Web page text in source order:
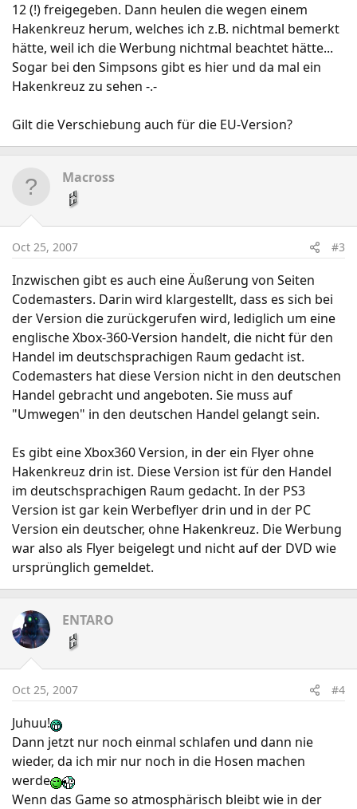
12 (!) freigegeben. Dann heulen die wegen einem
Hakenkreuz herum, welches ich z.B. nichtmal bemerkt
hätte, weil ich die Werbung nichtmal beachtet hätte...
Sogar bei den Simpsons gibt es hier und da mal ein
Hakenkreuz zu sehen -.-
Gilt die Verschiebung auch für die EU-Version?
Macross
Oct 25, 2007 #3
Inzwischen gibt es auch eine Äußerung von Seiten
Codemasters. Darin wird klargestellt, dass es sich bei
der Version die zurückgerufen wird, lediglich um eine
englische Xbox-360-Version handelt, die nicht für den
Handel im deutschsprachigen Raum gedacht ist.
Codemasters hat diese Version nicht in den deutschen
Handel gebracht und angeboten. Sie muss auf
"Umwegen" in den deutschen Handel gelangt sein.
Es gibt eine Xbox360 Version, in der ein Flyer ohne
Hakenkreuz drin ist. Diese Version ist für den Handel
im deutschsprachigen Raum gedacht. In der PS3
Version ist gar kein Werbeflyer drin und in der PC
Version ein deutscher, ohne Hakenkreuz. Die Werbung
war also als Flyer beigelegt und nicht auf der DVD wie
ursprünglich gemeldet.
ENTARO
Oct 25, 2007 #4
Juhuu!
Dann jetzt nur noch einmal schlafen und dann nie
wieder, da ich mir nur noch in die Hosen machen
werde
Wenn das Game so atmosphärisch bleibt wie in der